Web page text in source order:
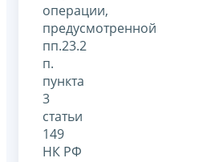
операции,
предусмотренной
пп.23.2
п.
пункта
3
статьи
149
НК РФ